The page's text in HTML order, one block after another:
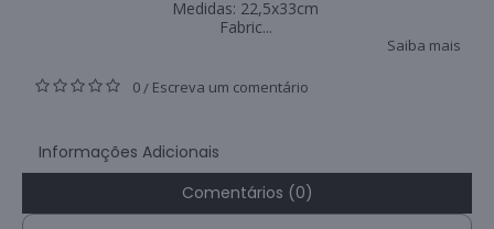
Medidas: 22,5x33cm
Fabric...
Saiba mais
0 / Escreva um comentário
Informações Adicionais
Comentários (0)